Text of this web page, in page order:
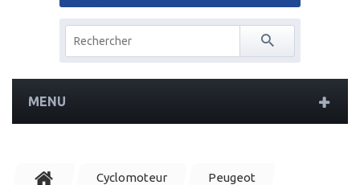
MENU
Cyclomoteur Peugeot